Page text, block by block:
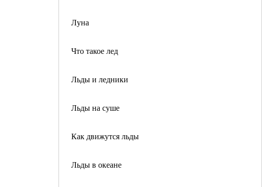
Луна
Что такое лед
Льды и ледники
Льды на суше
Как движутся льды
Льды в океане